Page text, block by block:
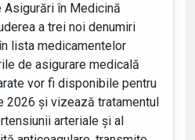
Asigurări în Medicină
a trei noi denumiri
lista medicamentelor
de asigurare medicală
vor fi disponibile pentru
2026 și vizează tratamentul
arteriale și al